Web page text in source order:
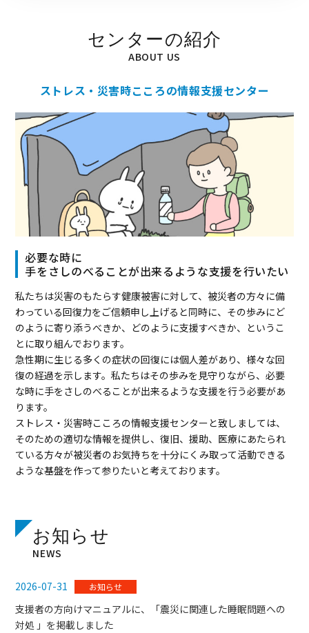
センターの紹介
ABOUT US
ストレス・災害時こころの情報支援センター
必要な時に
手をさしのべることが出来るような支援を行いたい
私たちは災害のもたらす健康被害に対して、被災者の方々に備
わっている回復力をご信頼申し上げると同時に、その歩みにど
のように寄り添うべきか、どのように支援すべきか、というこ
とに取り組んでおります。
急性期に生じる多くの症状の回復には個人差があり、様々な回
復の経過を示します。私たちはその歩みを見守りながら、必要
な時に手をさしのべることが出来るような支援を行う必要があ
ります。
ストレス・災害時こころの情報支援センターと致しましては、
そのための適切な情報を提供し、復旧、援助、医療にあたられ
ている方々が被災者のお気持ちを十分にくみ取って活動できる
ような基盤を作って参りたいと考えております。
お知らせ
NEWS
2026-07-31 お知らせ
支援者の方向けマニュアルに、「震災に関連した睡眠問題への
対処 」を掲載しました